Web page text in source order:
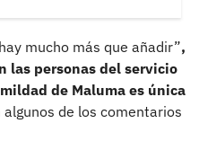
mucho más que añadir”,
las personas del servicio
de Maluma es única
algunos de los comentarios